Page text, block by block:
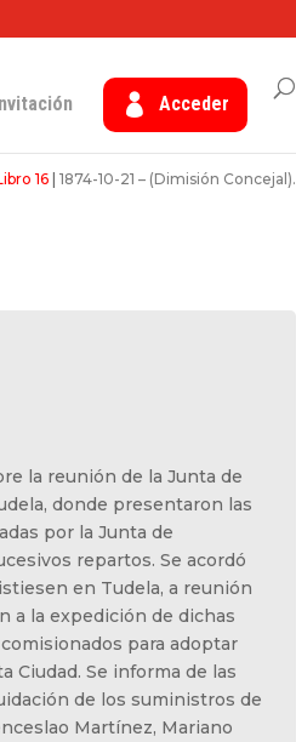
Acceder
16| 1874-10-21 – (Dimisión Concejal).
la reunión de la Junta de
donde presentaron las
por la Junta de
repartos. Se acordó
en Tudela, a reunión
a la expedición de dichas
para adoptar
Ciudad. Se informa de las
de los suministros de
Martínez, Mariano